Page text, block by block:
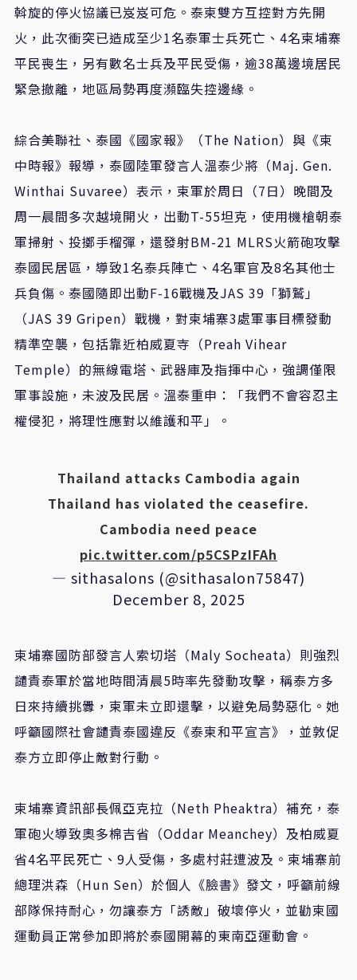
斡旋的停火協議已岌岌可危。泰柬雙方互控對方先開
火，此次衝突已造成至少1名泰軍士兵死亡、4名柬埔寨
平民喪生，另有數名士兵及平民受傷，逾38萬邊境居民
緊急撤離，地區局勢再度瀕臨失控邊緣。
綜合美聯社、泰國《國家報》（The Nation）與《柬
中時報》報導，泰國陸軍發言人溫泰少將（Maj. Gen.
Winthai Suvaree）表示，柬軍於周日（7日）晚間及
周一晨間多次越境開火，出動T-55坦克，使用機槍朝泰
軍掃射、投擲手榴彈，還發射BM-21 MLRS火箭砲攻擊
泰國民居區，導致1名泰兵陣亡、4名軍官及8名其他士
兵負傷。泰國隨即出動F-16戰機及JAS 39「獅鷲」
（JAS 39 Gripen）戰機，對柬埔寨3處軍事目標發動
精準空襲，包括靠近柏威夏寺（Preah Vihear
Temple）的無線電塔、武器庫及指揮中心，強調僅限
軍事設施，未波及民居。溫泰重申：「我們不會容忍主
權侵犯，將理性應對以維護和平」。
Thailand attacks Cambodia again
Thailand has violated the ceasefire.
Cambodia need peace
pic.twitter.com/p5CSPzIFAh
— sithasalons (@sithasalon75847)
December 8, 2025
柬埔寨國防部發言人索切塔（Maly Socheata）則強烈
譴責泰軍於當地時間清晨5時率先發動攻擊，稱泰方多
日來持續挑釁，柬軍未立即還擊，以避免局勢惡化。她
呼籲國際社會譴責泰國違反《泰柬和平宣言》，並敦促
泰方立即停止敵對行動。
柬埔寨資訊部長佩亞克拉（Neth Pheaktra）補充，泰
軍砲火導致奧多棉吉省（Oddar Meanchey）及柏威夏
省4名平民死亡、9人受傷，多處村莊遭波及。柬埔寨前
總理洪森（Hun Sen）於個人《臉書》發文，呼籲前線
部隊保持耐心，勿讓泰方「誘敵」破壞停火，並勸柬國
運動員正常參加即將於泰國開幕的東南亞運動會。